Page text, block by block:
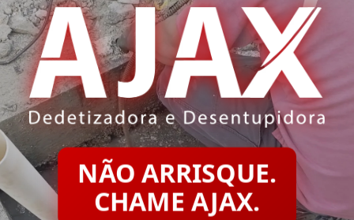
NÃO ARRISQUE.
CHAME AJAX.